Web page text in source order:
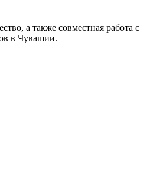
а также совместная работа с
в Чувашии.